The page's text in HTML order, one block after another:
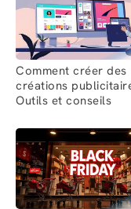
Comment créer des
créations
Outils et conseils